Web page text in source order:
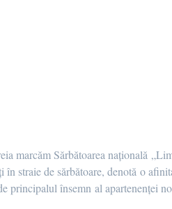
marcăm Sărbătoarea națională
straie de sărbătoare, denotă o
principalul însemn al apartenenței